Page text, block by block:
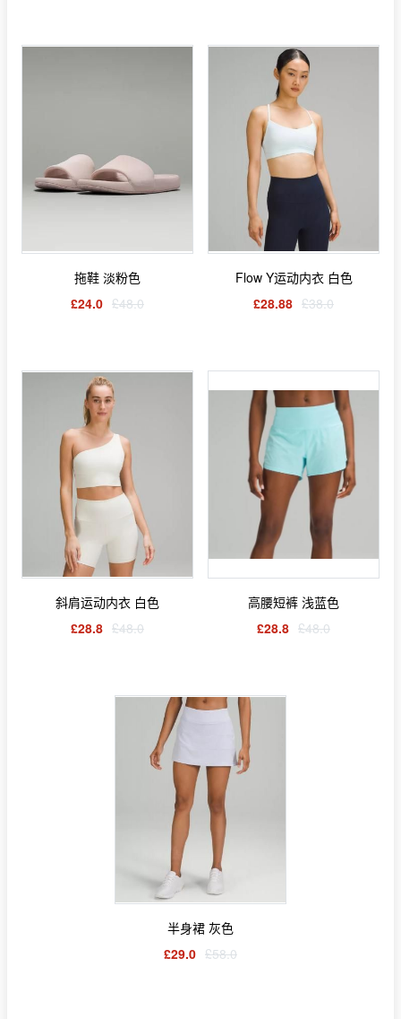
拖鞋 淡粉色
£24.0 £48.0
Flow Y运动内衣 白色
£28.88 £38.0
斜肩运动内衣 白色
£28.8 £48.0
高腰短裤 浅蓝色
£28.8 £48.0
半身裙 灰色
£29.0 £58.0